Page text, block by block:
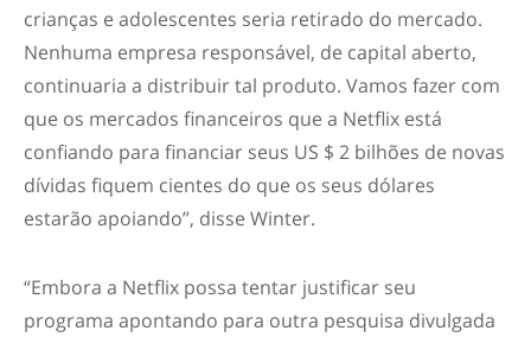
crianças e adolescentes seria retirado do mercado.
Nenhuma empresa responsável, de capital aberto,
continuaria a distribuir tal produto. Vamos fazer com
que os mercados financeiros que a Netflix está
confiando para financiar seus US $ 2 bilhões de novas
dívidas fiquem cientes do que os seus dólares
estarão apoiando”, disse Winter.
“Embora a Netflix possa tentar justificar seu
programa apontando para outra pesquisa divulgada